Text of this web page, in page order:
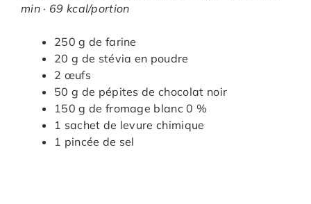
min · 69 kcal/portion
250 g de farine
20 g de stévia en poudre
2 œufs
50 g de pépites de chocolat noir
150 g de fromage blanc 0 %
1 sachet de levure chimique
1 pincée de sel